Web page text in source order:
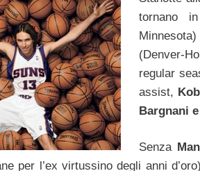
tornano
(Denver-
regular
assist,
Bargnani
Senza
per l’ex virtussino degli anni